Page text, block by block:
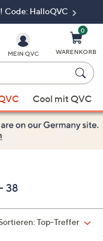
Code: HalloQVC
MEIN QVC
0
WARENKORB
Cool mit QVC
38
Top-Treffer